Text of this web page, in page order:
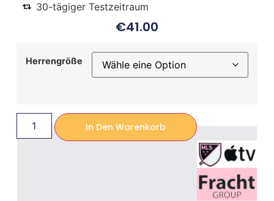
30-tägiger Testzeitraum
€41.00
Herrengröße
In Den Warenkorb